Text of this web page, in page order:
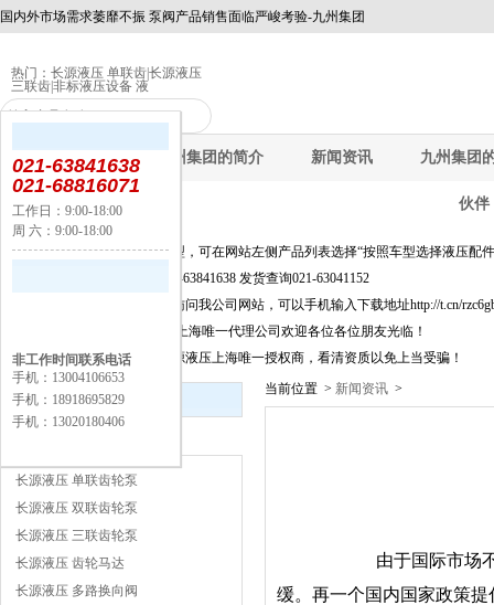
国内外市场需求萎靡不振 泵阀产品销售面临严峻考验-九州集团
热门： 长源液压 单联齿长源液压
三联齿非标液压设备 液
九州集团 九州集团的简介 新闻资讯 九州集团
伙伴
公告：快速选择产品及新品选型，可在网站左侧产品列表选择“按照车型选择液压配
询价选型及信息咨询021-63841638 发货查询021-63041152
为方便移动端上网客户访问我公司网站，可以手机输入下载地址http://t.cn/
长源液压股份有限公司,上海唯一代理公司欢迎各位各位朋友光临！
上海闵丰工业器材是长源液压上海唯一授权商，看清资质以免上当受骗！
新闻资讯
长源液压 单联齿轮泵
长源液压 双联齿轮泵
长源液压 三联齿轮泵
长源液压 齿轮马达
长源液压 多路换向阀
当前位置 > 新闻资讯 >
由于国际市场
缓。再一个国内国家政策
021-63841638
021-68816071
工作日：9:00-18:00
周 六：9:00-18:00
非工作时间联系电话
手机：13004106653
手机：18918695829
手机：13020180406